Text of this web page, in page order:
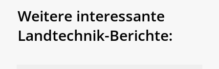
Weitere interessante
Landtechnik-Berichte: